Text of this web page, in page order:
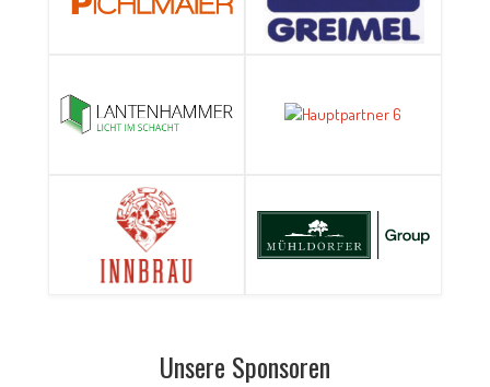
Unsere Sponsoren